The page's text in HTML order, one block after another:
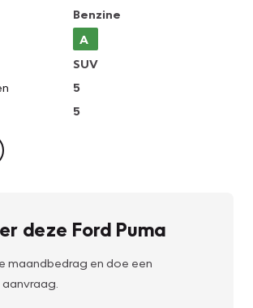
Benzine
A
SUV
5
5
deze Ford Puma
maandbedrag en doe een